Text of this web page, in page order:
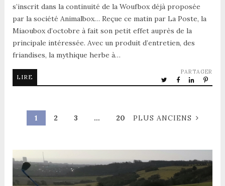
s’inscrit dans la continuité de la Woufbox déjà proposée
par la société Animalbox… Reçue ce matin par La Poste, la
Miaoubox d’octobre à fait son petit effet auprès de la
principale intéressée. Avec un produit d’entretien, des
friandises, la mythique herbe à…
LIRE
PARTAGER
1 2 3 … 20 PLUS ANCIENS